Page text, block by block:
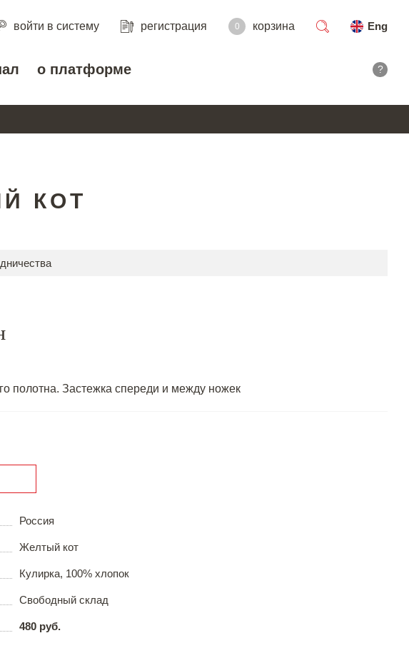
войти в систему регистрация 0 корзина
Eng
о платформе ?
КОТ
полотна. Застежка спереди и между ножек
Россия
Желтый кот
Кулирка, 100% хлопок
Свободный склад
480 руб.